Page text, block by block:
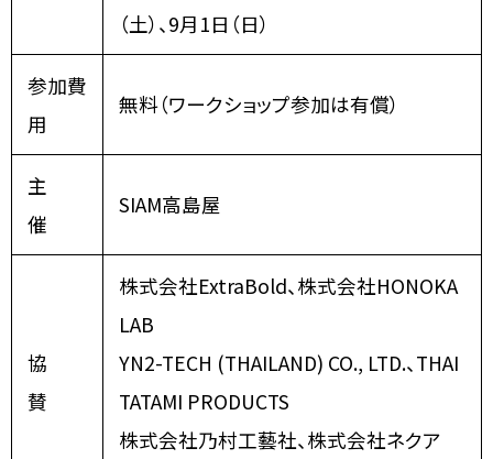
（土）、9月1日（日）
参加費
用
無料（ワークショップ参加は有償）
主
催
SIAM高島屋
協
賛
株式会社ExtraBold、株式会社HONOKA
LAB
YN2-TECH (THAILAND) CO., LTD.、THAI
TATAMI PRODUCTS
株式会社乃村工藝社、株式会社ネクア